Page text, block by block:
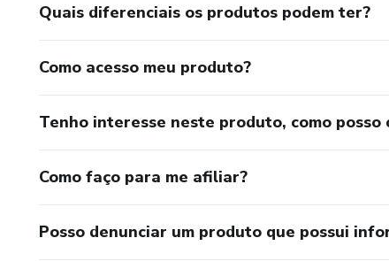
Quais diferenciais os produtos podem ter?
Como acesso meu produto?
Tenho interesse neste produto, como posso
Como faço para me afiliar?
Posso denunciar um produto que possui